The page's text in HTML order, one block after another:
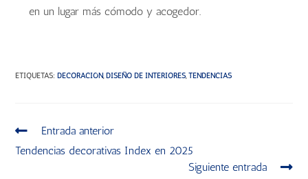
en un lugar más cómodo y acogedor.
ETIQUETAS:DECORACIÓN, DISEÑO DE INTERIORES, TENDENCIAS
Entrada anterior
Tendencias decorativas Index en 2025
Siguiente entrada